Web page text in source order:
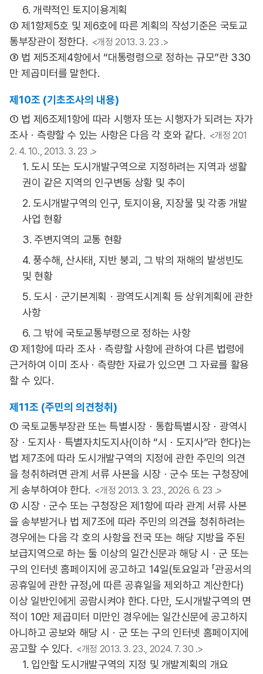
6. 개략적인 토지이용계획
② 제1항제5호 및 제6호에 따른 계획의 작성기준은 국토교
통부장관이 정한다. <개정 2013. 3. 23 .>
③ 법 제5조제4항에서 “대통령령으로 정하는 규모”란 330
만 제곱미터를 말한다.
제10조 (기초조사의 내용)
① 법 제6조제1항에 따라 시행자 또는 시행자가 되려는 자가
조사ㆍ측량할 수 있는 사항은 다음 각 호와 같다. <개정 201
2. 4. 10., 2013. 3. 23 .>
1. 도시 또는 도시개발구역으로 지정하려는 지역과 생활
권이 같은 지역의 인구변동 상황 및 추이
2. 도시개발구역의 인구, 토지이용, 지장물 및 각종 개발
사업 현황
3. 주변지역의 교통 현황
4. 풍수해, 산사태, 지반 붕괴, 그 밖의 재해의 발생빈도
및 현황
5. 도시ㆍ군기본계획ㆍ광역도시계획 등 상위계획에 관한
사항
6. 그 밖에 국토교통부령으로 정하는 사항
② 제1항에 따라 조사ㆍ측량할 사항에 관하여 다른 법령에
근거하여 이미 조사ㆍ측량한 자료가 있으면 그 자료를 활용
할 수 있다.
제11조 (주민의 의견청취)
① 국토교통부장관 또는 특별시장ㆍ통합특별시장ㆍ광역시
장ㆍ도지사ㆍ특별자치도지사(이하 “시ㆍ도지사”라 한다)는
법 제7조에 따라 도시개발구역의 지정에 관한 주민의 의견
을 청취하려면 관계 서류 사본을 시장ㆍ군수 또는 구청장에
게 송부하여야 한다. <개정 2013. 3. 23., 2026. 6. 23 .>
② 시장ㆍ군수 또는 구청장은 제1항에 따라 관계 서류 사본
을 송부받거나 법 제7조에 따라 주민의 의견을 청취하려는
경우에는 다음 각 호의 사항을 전국 또는 해당 지방을 주된
보급지역으로 하는 둘 이상의 일간신문과 해당 시ㆍ군 또는
구의 인터넷 홈페이지에 공고하고 14일(토요일과 「관공서의
공휴일에 관한 규정」에 따른 공휴일을 제외하고 계산한다)
이상 일반인에게 공람시켜야 한다. 다만, 도시개발구역의 면
적이 10만 제곱미터 미만인 경우에는 일간신문에 공고하지
아니하고 공보와 해당 시ㆍ군 또는 구의 인터넷 홈페이지에
공고할 수 있다. <개정 2013. 3. 23., 2024. 7. 30 .>
1. 입안할 도시개발구역의 지정 및 개발계획의 개요